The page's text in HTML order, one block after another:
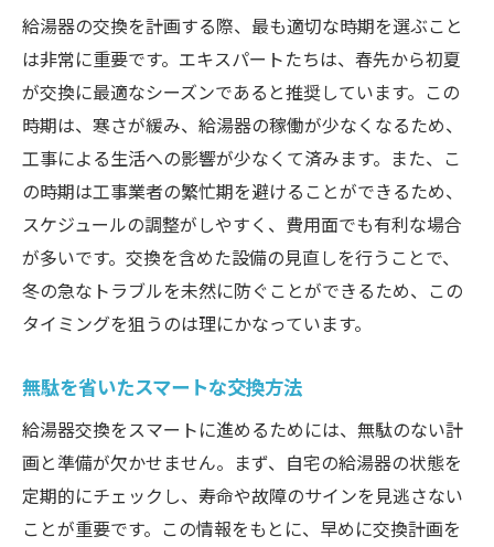
給湯器の交換を計画する際、最も適切な時期を選ぶこと
は非常に重要です。エキスパートたちは、春先から初夏
が交換に最適なシーズンであると推奨しています。この
時期は、寒さが緩み、給湯器の稼働が少なくなるため、
工事による生活への影響が少なくて済みます。また、こ
の時期は工事業者の繁忙期を避けることができるため、
スケジュールの調整がしやすく、費用面でも有利な場合
が多いです。交換を含めた設備の見直しを行うことで、
冬の急なトラブルを未然に防ぐことができるため、この
タイミングを狙うのは理にかなっています。
無駄を省いたスマートな交換方法
給湯器交換をスマートに進めるためには、無駄のない計
画と準備が欠かせません。まず、自宅の給湯器の状態を
定期的にチェックし、寿命や故障のサインを見逃さない
ことが重要です。この情報をもとに、早めに交換計画を